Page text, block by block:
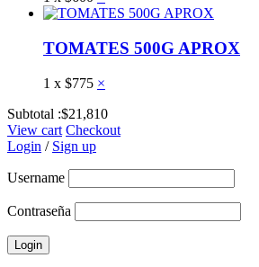
TOMATES 500G APROX
1 x $775 ×
Subtotal :$21,810
View cart Checkout
Login / Sign up
Username
Contraseña